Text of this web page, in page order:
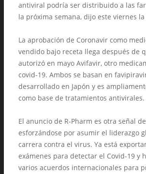
antiviral podría ser distribuido a las
la próxima semana, dijo este viernes
La aprobación de Coronavir como
vendido bajo receta llega después de
autorizó en mayo Avifavir, otro
covid-19. Ambos se basan en
desarrollado en Japón y es
como base de tratamientos antivirales.
El anuncio de R-Pharm es otra señal
esforzándose por asumir el liderazgo
carrera contra el virus. Ya está
exámenes para detectar el Covid-19 y
varios acuerdos internacionales para